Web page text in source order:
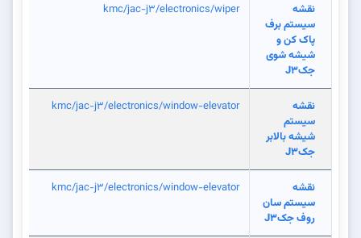
نقشه
سیستم برف
پاک کن و
شیشه شوی
جکJ3
kmc/jac-j3/electronics/wiper
نقشه
سیستم
شیشه بالابر
جکJ3
kmc/jac-j3/electronics/window-elevator
نقشه
سیستم سان
روف جکJ3
kmc/jac-j3/electronics/window-elevator